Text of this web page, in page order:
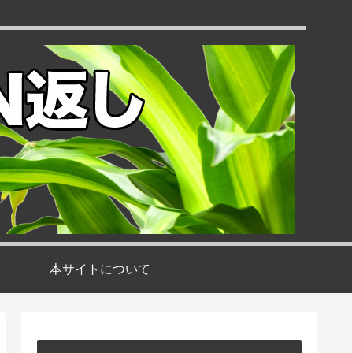
本サイトについて